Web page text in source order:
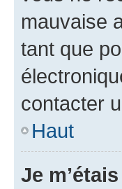
mauvaise
tant que
contacter
Haut
Je